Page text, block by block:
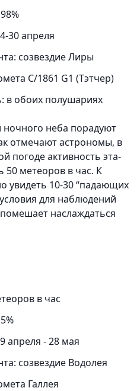
30 апреля
созвездие Лиры
C/1861 G1 (Тэтчер)
в обоих полушариях
неба порадуют
отмечают астрономы, в
погоде активность эта-
50 метеоров в час. К
увидеть 10-30 “падающих
для наблюдений
наслаждаться
в час
апреля - 28 мая
созвездие Водолея
Галлея